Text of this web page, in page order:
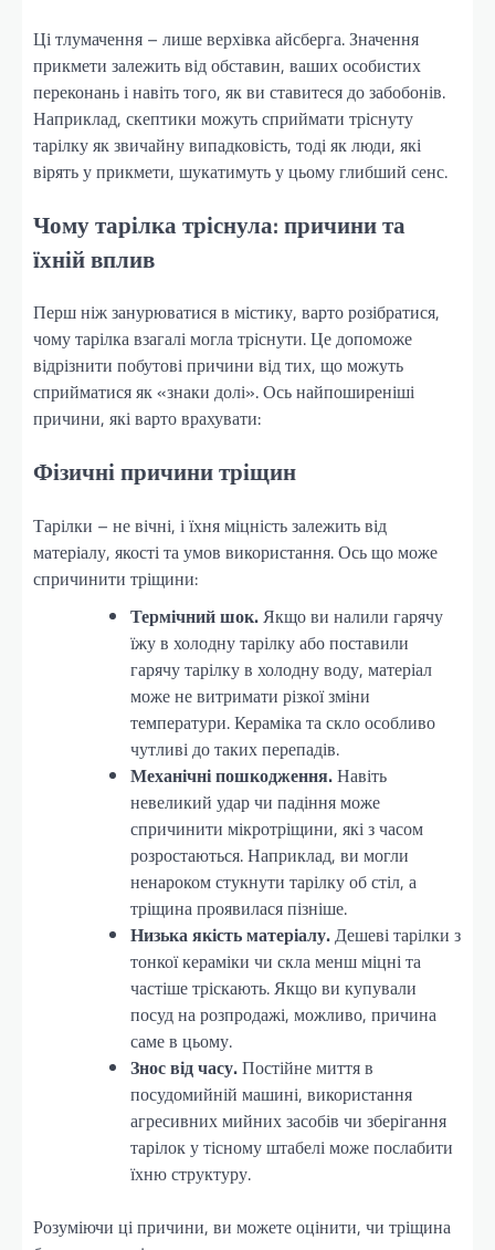
Ці тлумачення – лише верхівка айсберга. Значення
прикмети залежить від обставин, ваших особистих
переконань і навіть того, як ви ставитеся до забобонів.
Наприклад, скептики можуть сприймати тріснуту
тарілку як звичайну випадковість, тоді як люди, які
вірять у прикмети, шукатимуть у цьому глибший сенс.
Чому тарілка тріснула: причини та
їхній вплив
Перш ніж занурюватися в містику, варто розібратися,
чому тарілка взагалі могла тріснути. Це допоможе
відрізнити побутові причини від тих, що можуть
сприйматися як «знаки долі». Ось найпоширеніші
причини, які варто врахувати:
Фізичні причини тріщин
Тарілки – не вічні, і їхня міцність залежить від
матеріалу, якості та умов використання. Ось що може
спричинити тріщини:
Термічний шок.Якщо ви налили гарячу
їжу в холодну тарілку або поставили
гарячу тарілку в холодну воду, матеріал
може не витримати різкої зміни
температури. Кераміка та скло особливо
чутливі до таких перепадів.
Механічні пошкодження.Навіть
невеликий удар чи падіння може
спричинити мікротріщини, які з часом
розростаються. Наприклад, ви могли
ненароком стукнути тарілку об стіл, а
тріщина проявилася пізніше.
Низька якість матеріалу.Дешеві тарілки з
тонкої кераміки чи скла менш міцні та
частіше тріскають. Якщо ви купували
посуд на розпродажі, можливо, причина
саме в цьому.
Знос від часу.Постійне миття в
посудомийній машині, використання
агресивних мийних засобів чи зберігання
тарілок у тісному штабелі може послабити
їхню структуру.
Розуміючи ці причини, ви можете оцінити, чи тріщина